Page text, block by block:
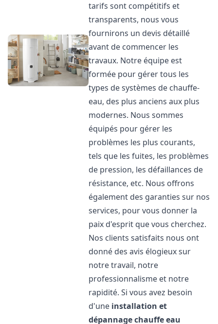
tarifs sont compétitifs et
transparents, nous vous
fournirons un devis détaillé
avant de commencer les
travaux. Notre équipe est
formée pour gérer tous les
types de systèmes de chauffe-
eau, des plus anciens aux plus
modernes. Nous sommes
équipés pour gérer les
problèmes les plus courants,
tels que les fuites, les problèmes
de pression, les défaillances de
résistance, etc. Nous offrons
également des garanties sur nos
services, pour vous donner la
paix d'esprit que vous cherchez.
Nos clients satisfaits nous ont
donné des avis élogieux sur
notre travail, notre
professionnalisme et notre
rapidité. Si vous avez besoin
d'une installation et
dépannage chauffe eau